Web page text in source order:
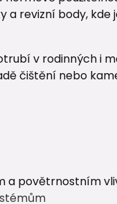
a revizní body, kde
v rodinných i
čištění nebo
a povětrnostním